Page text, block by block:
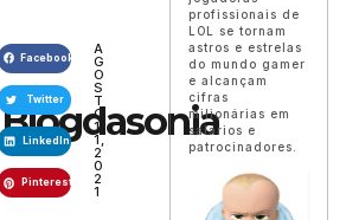
Blogdasonia
Facebook
Twitter
LinkedIn
Pinterest
A
G
O
S
T
O
1
1,
2
0
2
1
profissionais de
LOL se tornam
astros e estrelas
do mundo gamer
e alcançam
cifras
milionárias em
salários e
patrocinadores.